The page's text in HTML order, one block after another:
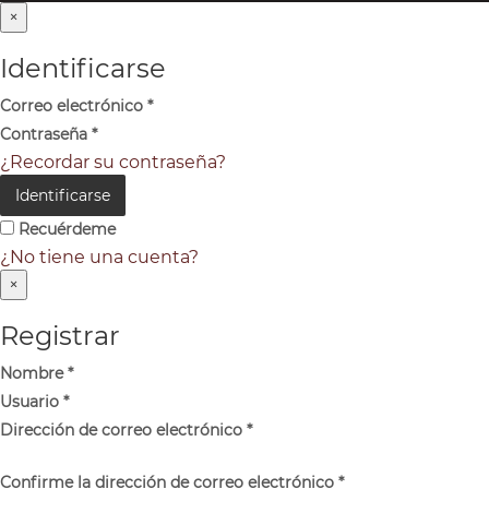
×
Identificarse
Correo electrónico *
Contraseña *
¿Recordar su contraseña?
Identificarse
Recuérdeme
¿No tiene una cuenta?
×
Registrar
Nombre*
Usuario *
Dirección de correo electrónico *
Confirme la dirección de correo electrónico *